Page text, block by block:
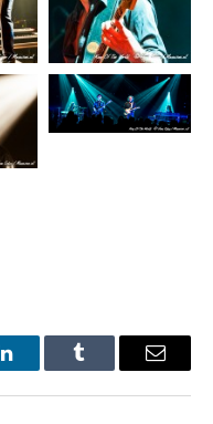
LinkedInTumblr Email